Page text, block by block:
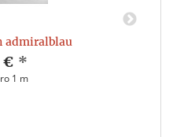
admiralblau
€ *
1 m